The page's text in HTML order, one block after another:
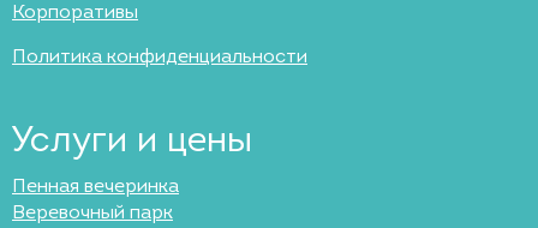
Корпоративы
Политика конфиденциальности
Услуги и цены
Пенная вечеринка
Веревочный парк